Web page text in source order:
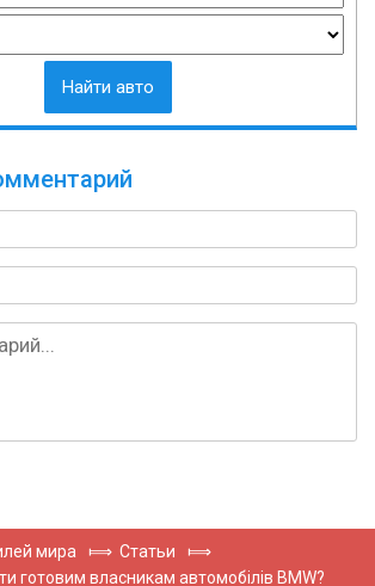
Найти авто
мира ⟾ Статьи
⟾
готовим власникам автомобілів BMW?